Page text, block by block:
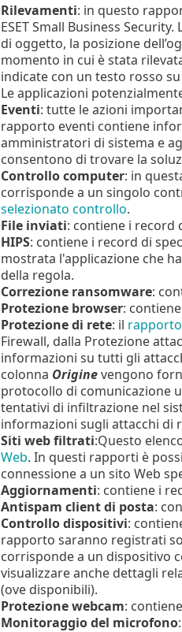
Rilevamenti: in questo
ESET Small Business
di oggetto, la posizione
momento in cui è stata
indicate con un testo rosso
Le applicazioni
Eventi: tutte le azioni
rapporto eventi contiene
amministratori di sistema e
consentono di trovare la
Controllo computer: in
corrisponde a un singolo
selezionato controllo.
File inviati: contiene i record
HIPS: contiene i record di
mostrata l'applicazione che
della regola.
Correzione ransomware:
Protezione browser:
Protezione di rete: il
Firewall, dalla Protezione
informazioni su tutti gli
colonna Originevengono
protocollo di comunicazione
tentativi di infiltrazione nel
informazioni sugli attacchi di
Siti web filtrati:Questo
Web. In questi rapporti è
connessione a un sito Web
Aggiornamenti: contiene i
Antispam client di posta:
Controllo dispositivi:
rapporto saranno registrati
corrisponde a un dispositivo
visualizzare anche dettagli
(ove disponibili).
Protezione webcam:
Monitoraggio del microfono